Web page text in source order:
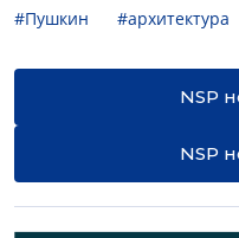
#Пушкин
#архитектура
NSP
NSP